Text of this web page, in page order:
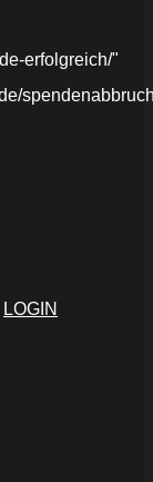
erfolgreich/"
LOGIN